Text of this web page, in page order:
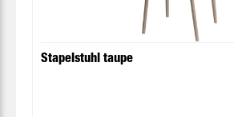
Stapelstuhl taupe